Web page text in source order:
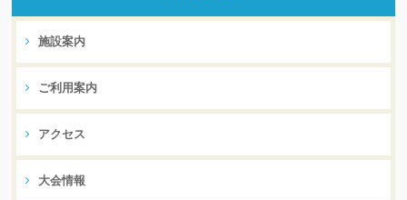
施設案内
ご利用案内
アクセス
大会情報